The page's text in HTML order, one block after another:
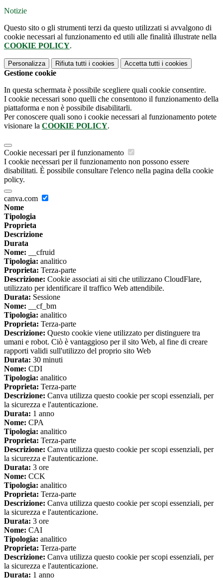
Notizie
Questo sito o gli strumenti terzi da questo utilizzati si avvalgono di
cookie necessari al funzionamento ed utili alle finalità illustrate nella
COOKIE POLICY.
Personalizza Rifiuta tutti i cookies Accetta tutti i cookies
Gestione cookie
In questa schermata è possibile scegliere quali cookie consentire.
I cookie necessari sono quelli che consentono il funzionamento della
piattaforma e non è possibile disabilitarli.
Per conoscere quali sono i cookie necessari al funzionamento potete
visionare la COOKIE POLICY.
Cookie necessari per il funzionamento
I cookie necessari per il funzionamento non possono essere
disabilitati. È possibile consultare l'elenco nella pagina della cookie
policy.
canva.com
Nome
Tipologia
Proprieta
Descrizione
Durata
Nome: __cfruid
Tipologia: analitico
Proprieta: Terza-parte
Descrizione: Cookie associati ai siti che utilizzano CloudFlare,
utilizzato per identificare il traffico Web attendibile.
Durata: Sessione
Nome: __cf_bm
Tipologia: analitico
Proprieta: Terza-parte
Descrizione: Questo cookie viene utilizzato per distinguere tra
umani e robot. Ciò è vantaggioso per il sito Web, al fine di creare
rapporti validi sull'utilizzo del proprio sito Web
Durata: 30 minuti
Nome: CDI
Tipologia: analitico
Proprieta: Terza-parte
Descrizione: Canva utilizza questo cookie per scopi essenziali, per
la sicurezza e l'autenticazione.
Durata: 1 anno
Nome: CPA
Tipologia: analitico
Proprieta: Terza-parte
Descrizione: Canva utilizza questo cookie per scopi essenziali, per
la sicurezza e l'autenticazione.
Durata: 3 ore
Nome: CCK
Tipologia: analitico
Proprieta: Terza-parte
Descrizione: Canva utilizza questo cookie per scopi essenziali, per
la sicurezza e l'autenticazione.
Durata: 3 ore
Nome: CAI
Tipologia: analitico
Proprieta: Terza-parte
Descrizione: Canva utilizza questo cookie per scopi essenziali, per
la sicurezza e l'autenticazione.
Durata: 1 anno